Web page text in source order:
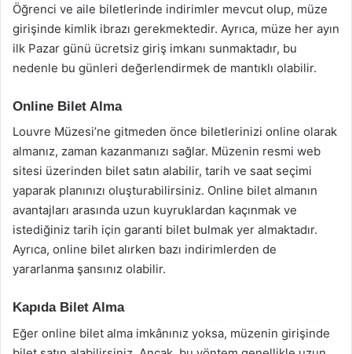
Öğrenci ve aile biletlerinde indirimler mevcut olup, müze
girişinde kimlik ibrazı gerekmektedir. Ayrıca, müze her ayın
ilk Pazar günü ücretsiz giriş imkanı sunmaktadır, bu
nedenle bu günleri değerlendirmek de mantıklı olabilir.
Online Bilet Alma
Louvre Müzesi’ne gitmeden önce biletlerinizi online olarak
almanız, zaman kazanmanızı sağlar. Müzenin resmi web
sitesi üzerinden bilet satın alabilir, tarih ve saat seçimi
yaparak planınızı oluşturabilirsiniz. Online bilet almanın
avantajları arasında uzun kuyruklardan kaçınmak ve
istediğiniz tarih için garanti bilet bulmak yer almaktadır.
Ayrıca, online bilet alırken bazı indirimlerden de
yararlanma şansınız olabilir.
Kapıda Bilet Alma
Eğer online bilet alma imkânınız yoksa, müzenin girişinde